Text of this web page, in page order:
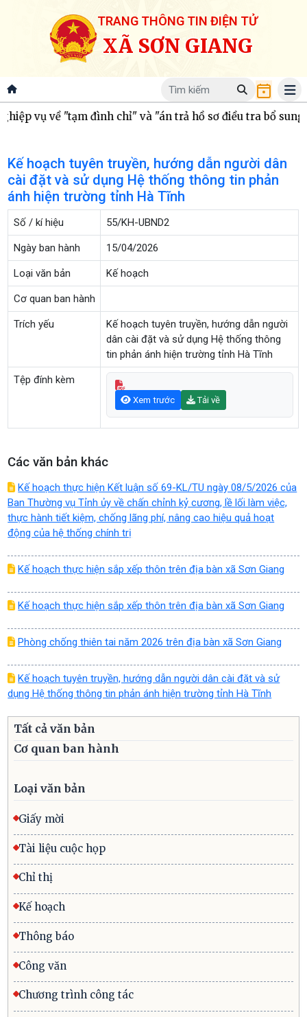
TRANG THÔNG TIN ĐIỆN TỬ
XÃ SƠN GIANG
vụ về "tạm đình chỉ" và "án trả hồ sơ điều tra bổ sung"
Kế hoạch tuyên truyền, hướng dẫn người dân
cài đặt và sử dụng Hệ thống thông tin phản
ánh hiện trường tỉnh Hà Tĩnh
Số / kí hiệu 55/KH-UBND2
Ngày ban hành 15/04/2026
Loại văn bản Kế hoạch
Cơ quan ban hành
Trích yếu
Kế hoạch tuyên truyền, hướng dẫn người
dân cài đặt và sử dụng Hệ thống thông
tin phản ánh hiện trường tỉnh Hà Tĩnh
Tệp đính kèm
Xem trước Tải về
Các văn bản khác
Kế hoạch thực hiện Kết luận số 69-KL/TU ngày 08/5/2026 của
Ban Thường vụ Tỉnh ủy về chấn chỉnh kỷ cương, lề lối làm việc,
thực hành tiết kiệm, chống lãng phí, nâng cao hiệu quả hoạt
động của hệ thống chính trị
Kế hoạch thực hiện sắp xếp thôn trên địa bàn xã Sơn Giang
Kế hoạch thực hiện sắp xếp thôn trên địa bàn xã Sơn Giang
Phòng chống thiên tai năm 2026 trên địa bàn xã Sơn Giang
Kế hoạch tuyên truyền, hướng dẫn người dân cài đặt và sử
dụng Hệ thống thông tin phản ánh hiện trường tỉnh Hà Tĩnh
Tất cả văn bản
Cơ quan ban hành
Loại văn bản
Giấy mời
Tài liệu cuộc họp
Chỉ thị
Kế hoạch
Thông báo
Công văn
Chương trình công tác